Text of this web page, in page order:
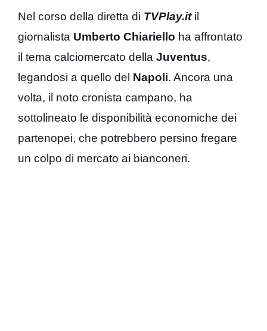
Nel corso della diretta di TVPlay.itil
giornalista Umberto Chiariello ha affrontato
il tema calciomercato della Juventus,
legandosi a quello del Napoli. Ancora una
volta, il noto cronista campano, ha
sottolineato le disponibilità economiche dei
partenopei, che potrebbero persino fregare
un colpo di mercato ai bianconeri.